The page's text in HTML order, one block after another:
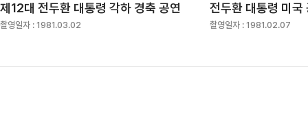
제12대 전두환 대통령 각하 경축 공연
촬영일자 : 1981.03.02 촬영일자 : 1981.02.07